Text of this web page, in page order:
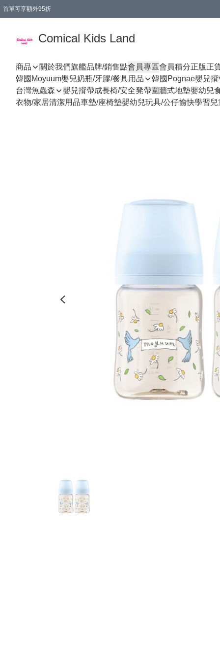
首單可享額外95折
Comical Kids Land
商品 關於我們旗艦品牌/銷售點會員專區會員積分正版正
韓國Moyuum嬰兒奶瓶/牙膠/餐具用品
韓國Pognae嬰兒揹
台灣魚鱻森
嬰兒揹帶成長椅/安全凳帶圍牆式地墊嬰幼兒
衣物/家居清潔用品車墊/座椅墊嬰幼兒玩具/公仔愉快學習